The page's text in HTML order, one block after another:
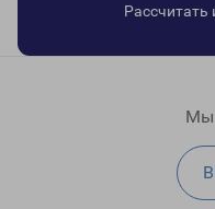
Рассчитать
Мы